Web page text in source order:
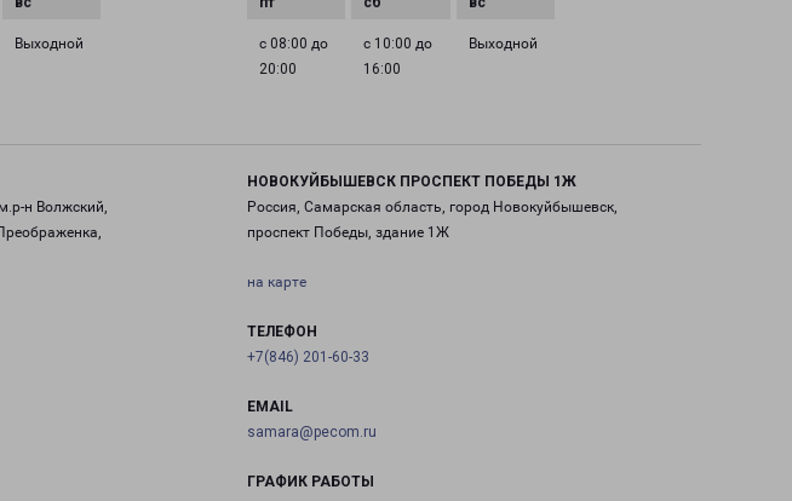
Выходной
с 08:00 до
20:00
с 10:00 до
16:00
Выходной
н Волжский,
НОВОКУЙБЫШЕВСК ПРОСПЕКТ ПОБЕДЫ 1Ж
Россия, Самарская область, город Новокуйбышевск,
проспект Победы, здание 1Ж
на карте
ТЕЛЕФОН
+7(846) 201-60-33
EMAIL
samara@pecom.ru
ГРАФИК РАБОТЫ